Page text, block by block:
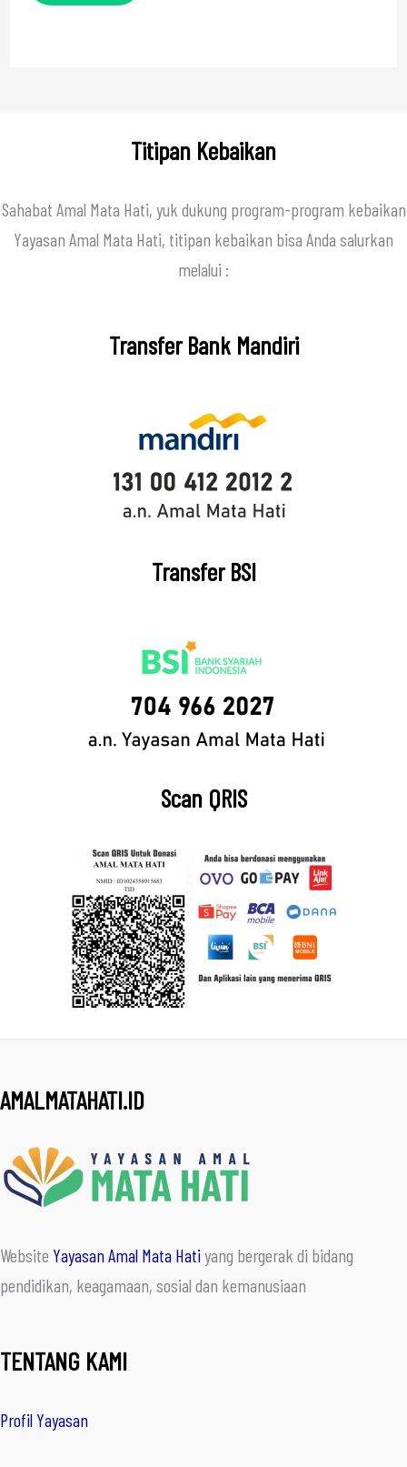
Titipan Kebaikan
Sahabat Amal Mata Hati, yuk dukung program-program kebaikan
Yayasan Amal Mata Hati, titipan kebaikan bisa Anda salurkan
melalui :
Transfer Bank Mandiri
Transfer BSI
Scan QRIS
AMALMATAHATI.ID
Website Yayasan Amal Mata Hatiyang bergerak di bidang
pendidikan, keagamaan, sosial dan kemanusiaan
TENTANG KAMI
Profil Yayasan